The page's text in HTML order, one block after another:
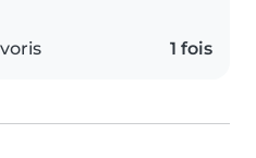
1 fois